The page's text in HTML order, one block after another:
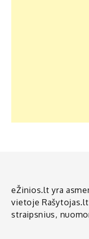
eŽinios.lt yra
vietoje
straipsnius,